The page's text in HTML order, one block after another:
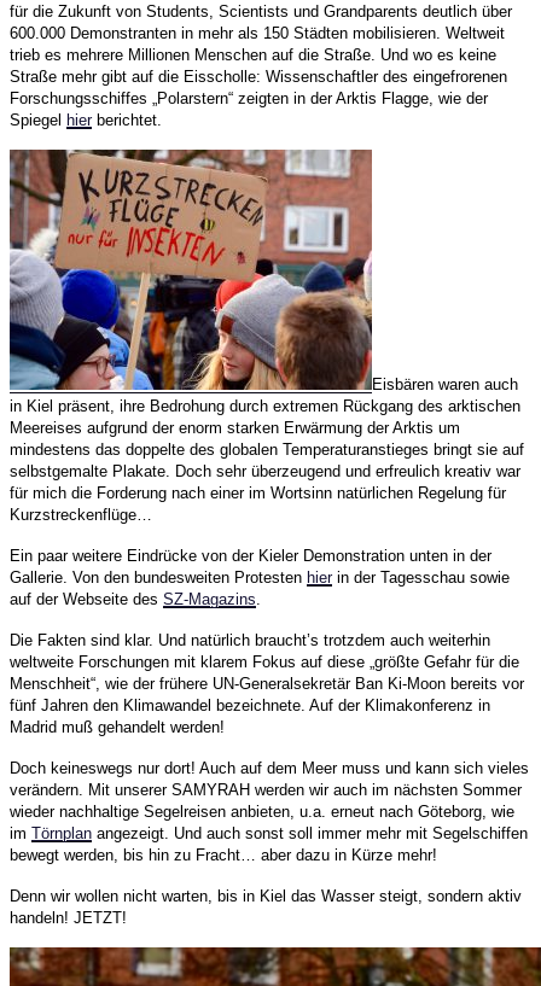
für die Zukunft von Students, Scientists und Grandparents deutlich über
600.000 Demonstranten in mehr als 150 Städten mobilisieren. Weltweit
trieb es mehrere Millionen Menschen auf die Straße. Und wo es keine
Straße mehr gibt auf die Eisscholle: Wissenschaftler des eingefrorenen
Forschungsschiffes „Polarstern“ zeigten in der Arktis Flagge, wie der
Spiegel hierberichtet.
Eisbären waren auch
in Kiel präsent, ihre Bedrohung durch extremen Rückgang des arktischen
Meereises aufgrund der enorm starken Erwärmung der Arktis um
mindestens das doppelte des globalen Temperaturanstieges bringt sie auf
selbstgemalte Plakate. Doch sehr überzeugend und erfreulich kreativ war
für mich die Forderung nach einer im Wortsinn natürlichen Regelung für
Kurzstreckenflüge…
Ein paar weitere Eindrücke von der Kieler Demonstration unten in der
Gallerie. Von den bundesweiten Protesten hierin der Tagesschau sowie
auf der Webseite des SZ-Magazins
Die Fakten sind klar. Und natürlich braucht’s trotzdem auch weiterhin
weltweite Forschungen mit klarem Fokus auf diese „größte Gefahr für die
Menschheit“, wie der frühere UN-Generalsekretär Ban Ki-Moon bereits vor
fünf Jahren den Klimawandel bezeichnete. Auf der Klimakonferenz in
Madrid muß gehandelt werden!
Doch keineswegs nur dort! Auch auf dem Meer muss und kann sich vieles
verändern. Mit unserer SAMYRAH werden wir auch im nächsten Sommer
wieder nachhaltige Segelreisen anbieten, u.a. erneut nach Göteborg, wie
im Törnplan angezeigt. Und auch sonst soll immer mehr mit Segelschiffen
bewegt werden, bis hin zu Fracht… aber dazu in Kürze mehr!
Denn wir wollen nicht warten, bis in Kiel das Wasser steigt, sondern aktiv
handeln! JETZT!